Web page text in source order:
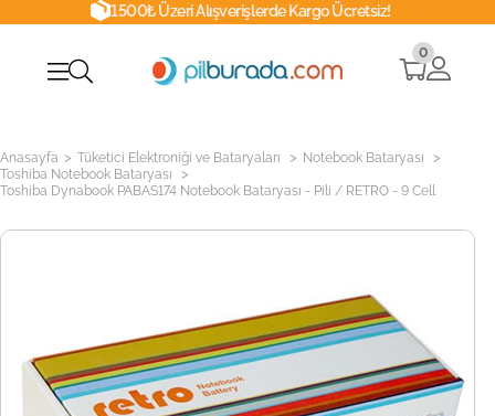
1500₺ Üzeri Alışverişlerde Kargo Ücretsiz!
0
Anasayfa > Tüketici Elektroniği ve Bataryaları > Notebook Bataryası >
Toshiba Notebook Bataryası >
Toshiba Dynabook PABAS174 Notebook Bataryası - Pili / RETRO - 9 Cell